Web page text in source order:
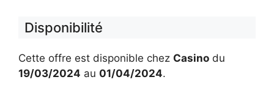
Disponibilité
Cette offre est disponible chez Casino du
19/03/2024 au 01/04/2024.